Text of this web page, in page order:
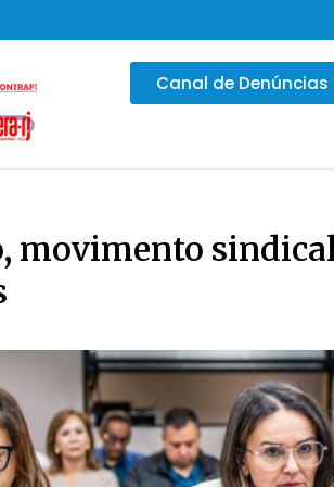
Canal de Denúncias
movimento